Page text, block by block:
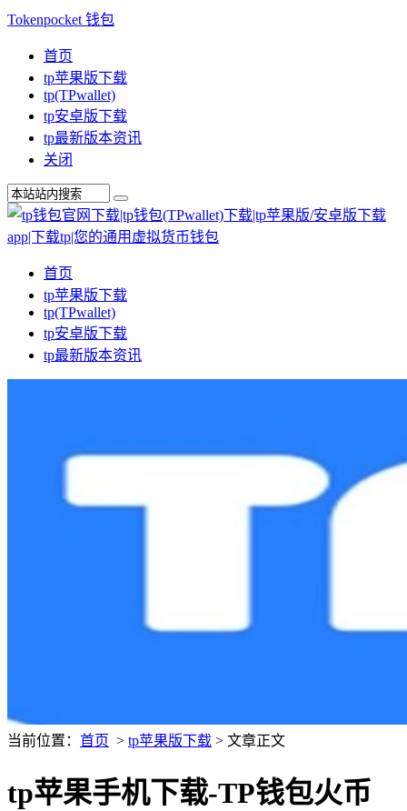
Tokenpocket 钱包
首页
tp苹果版下载
tp(TPwallet)
tp安卓版下载
tp最新版本资讯
关闭
首页
tp苹果版下载
tp(TPwallet)
tp安卓版下载
tp最新版本资讯
当前位置： 首页 > tp苹果版下载 > 文章正文
tp苹果手机下载-TP钱包火币